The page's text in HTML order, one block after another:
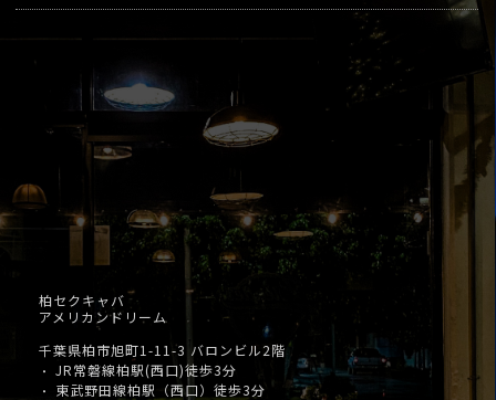
柏セクキャバ
アメリカンドリーム
千葉県柏市旭町1-11-3 バロンビル2階
・ JR常磐線柏駅(西口)徒歩3分
・ 東武野田線柏駅（西口）徒歩3分